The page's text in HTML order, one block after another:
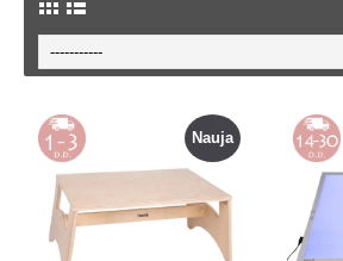
Nauja